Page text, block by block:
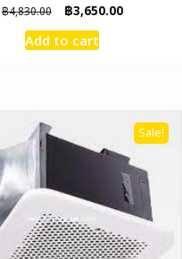
฿4,830.00
Original
price
was:
฿3,650.00Current
Add to cart
Sale!